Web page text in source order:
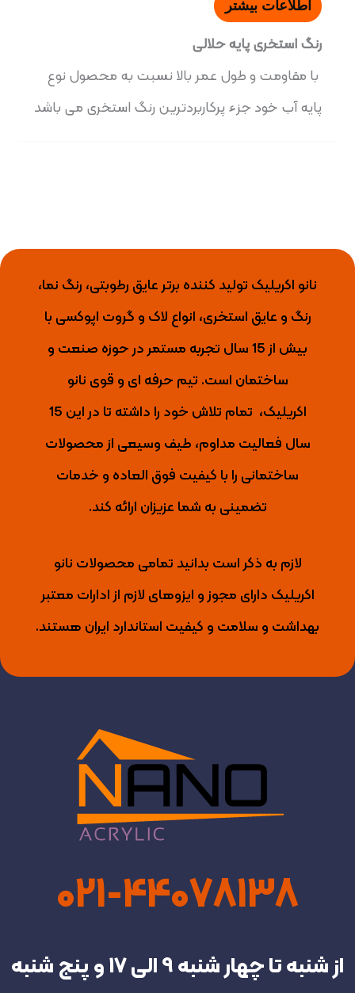
اطلاعات بیشتر
رنگ استخری پایه حلالی
با مقاومت و طول عمر بالا نسبت به محصول نوع
پایه آب خود جزء پرکاربردترین رنگ استخری می باشد
نانو اکریلیک تولید کننده برتر عایق رطوبتی، رنگ نما،
رنگ و عایق استخری، انواع لاک و گروت اپوکسی با
بیش از 15 سال تجربه مستمر در حوزه صنعت و
ساختمان است. تیم حرفه ای و قوی نانو
اکریلیک، تمام تلاش خود را داشته تا
در این 15
سال فعالیت مداوم، طیف وسیعی از محصولات
ساختمانی را با کیفیت فوق العاده و خدمات
تضمینی به شما عزیزان ارائه کند.
لازم به ذکر است بدانید تمامی محصولات نانو
اکریلیک دارای مجوز و ایزوهای لازم از ادارات معتبر
بهداشت و سلامت و کیفیت استاندارد ایران هستند.
021-44078138
از شنبه تا چهار شنبه‌ 9 الی 17 و پنج شنبه